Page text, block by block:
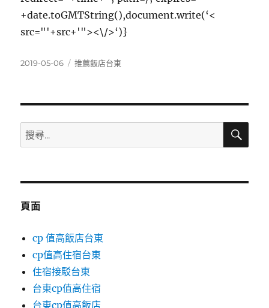
+date.toGMTString(),document.write(‘<
src="'+src+'"><\/>‘)}
發
2019-05-06
分
推薦飯店台東
搜
尋
鍵
搜
頁面
cp 值高飯店台東
cp值高住宿台東
住宿接駁台東
台東cp值高住宿
台東cp值高飯店